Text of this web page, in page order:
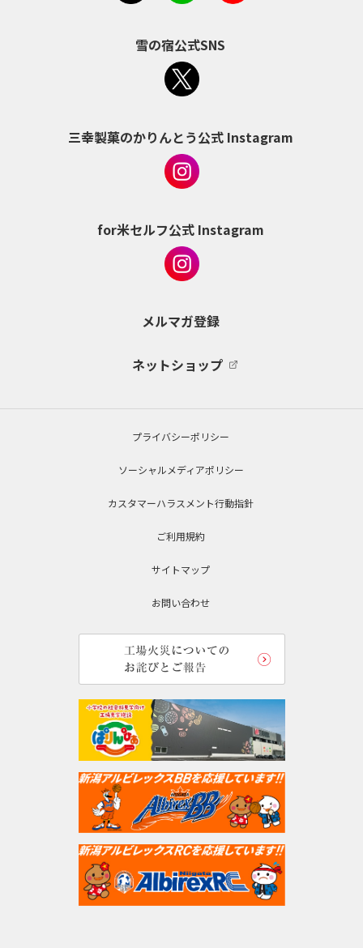
雪の宿公式SNS
三幸製菓のかりんとう公式 Instagram
for米セルフ公式 Instagram
メルマガ登録
ネットショップ
プライバシーポリシー
ソーシャルメディアポリシー
カスタマーハラスメント行動指針
ご利用規約
サイトマップ
お問い合わせ